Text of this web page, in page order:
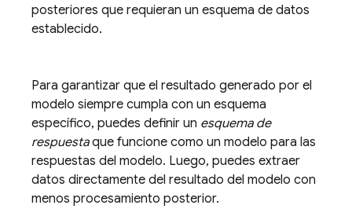
posteriores que requieran un esquema de datos
establecido.
Para garantizar que el resultado generado por el
modelo siempre cumpla con un esquema
específico, puedes definir un esquema de
respuestaque funcione como un modelo para las
respuestas del modelo. Luego, puedes extraer
datos directamente del resultado del modelo con
menos procesamiento posterior.